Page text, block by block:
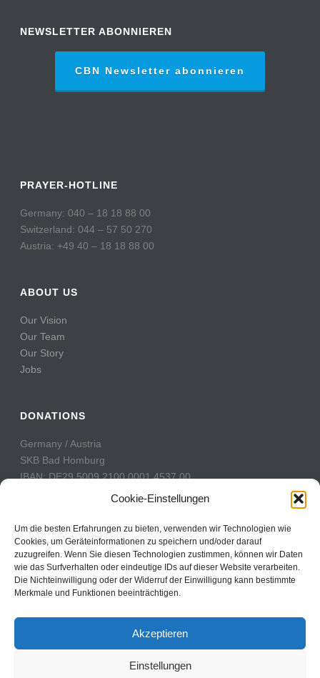
Cookie-Einstellungen
Um die besten Erfahrungen zu bieten, verwenden wir Technologien wie
Cookies, um Geräteinformationen zu speichern und/oder darauf
zuzugreifen. Wenn Sie diesen Technologien zustimmen, können wir Daten
wie das Surfverhalten oder eindeutige IDs auf dieser Website verarbeiten.
Die Nichteinwilligung oder der Widerruf der Einwilligung kann bestimmte
Merkmale und Funktionen beeinträchtigen.
Akzeptieren
Einstellungen
NEWSLETTER ABONNIEREN
CBN Newsletter abonnieren
PRAYER-HOTLINE
Germany: 040 – 18 18 88 00
Switzerland: 044 – 57 50 270
Austria: +49 40 – 18 18 88 00
ABOUT US
Our Vision
Our Team
Our Story
Jobs
DONATIONS
Germany / Austria
SKB Bad Homburg
IBAN: DE29 5009 2100 0001 4537 00
BIC: GENODE51BH2
Switzerland
PostFinance
Konto: 60-742493-7
IBAN: CH31 0900 0000 6074 2493 7
BIC: POFICHBEXXX